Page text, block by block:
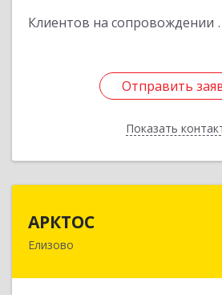
Клиентов на сопровождении
Отправить
Показать
Отправить
Назад
АРКТОС
Елизово684036, Камчатский